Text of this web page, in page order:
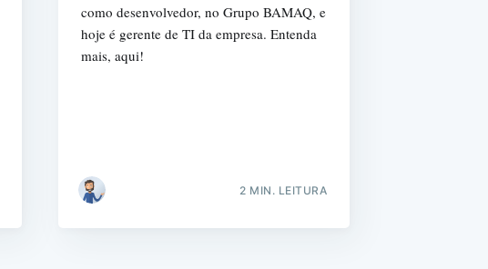
como desenvolvedor, no Grupo BAMAQ, e
hoje é gerente de TI da empresa. Entenda
mais, aqui!
2 MIN. LEITURA